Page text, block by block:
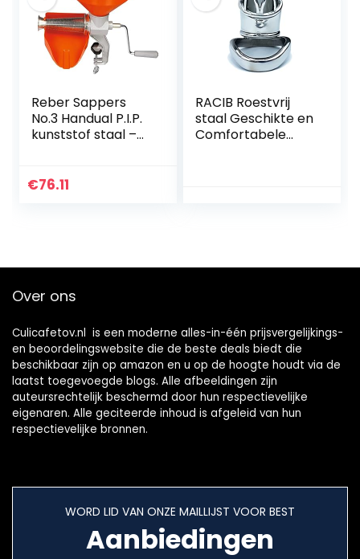
Reber Sappers
No.3 Handual P.I.P.
kunststof staal –
€76.11
RACIB Roestvrij
staal Geschikte en
Comfortabele
Over ons
Culicafetov.nl is een moderne alles-in-één prijsvergelijkings-
en beoordelingswebsite die de beste deals biedt die
beschikbaar zijn op amazon en u op de hoogte houdt via de
laatst toegevoegde blogs. Alle afbeeldingen zijn
auteursrechtelijk beschermd door hun respectievelijke
eigenaren. Alle geciteerde inhoud is afgeleid van hun
respectievelijke bronnen.
WORD LID VAN ONZE MAILLIJST VOOR BEST
Aanbiedingen